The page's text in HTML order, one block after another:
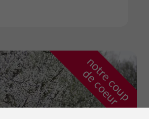
n
o
t
r
e
c
o
u
p
d
e
c
o
e
u
r